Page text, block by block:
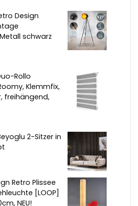
Design
schwarz
Rollo
Klemmfix,
freihängend,
2-Sitzer in
Retro Plissee
[LOOP]
NEU!